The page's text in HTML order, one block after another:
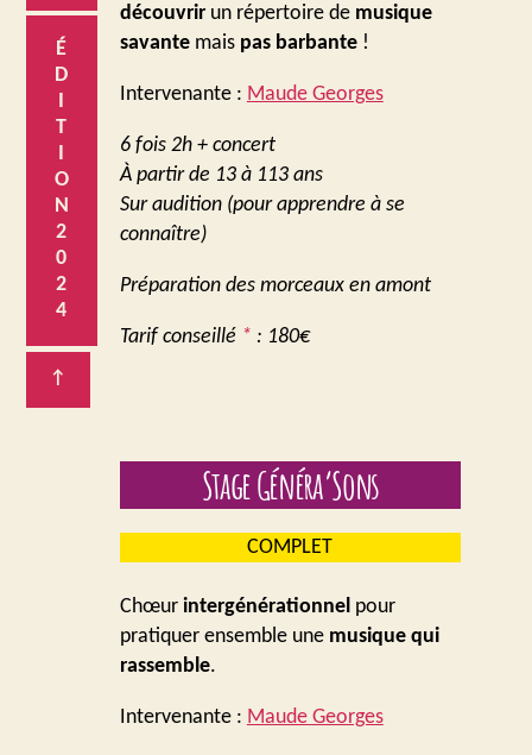
É
D
T
O
N
2
0
2
4
↑
découvrir un répertoire de musique
savantemais pas barbante!
Intervenante : Maude Georges
6 fois 2h + concert
À partir de 13 à 113 ans
Sur audition (pour apprendre à se
connaître)
Préparation des morceaux en amont
Tarif conseillé * : 180€
Stage Généra’Sons
COMPLET
Chœur intergénérationnel pour
pratiquer ensemble une musique qui
rassemble.
Intervenante : Maude Georges